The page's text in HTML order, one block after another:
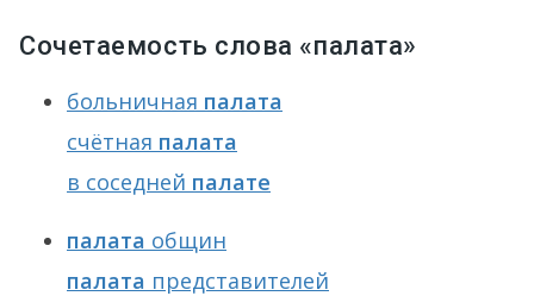
Сочетаемость слова «палата»
больничная палата
счётная палата
в соседней палате
палата общин
палата представителей